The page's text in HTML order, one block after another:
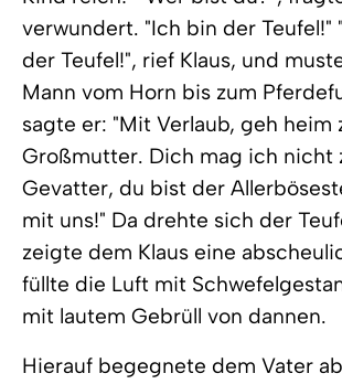
verwundert. "Ich bin der Teufel!"
der Teufel!", rief Klaus, und
Mann vom Horn bis zum
sagte er: "Mit Verlaub, geh heim
Großmutter. Dich mag ich nicht
Gevatter, du bist der
mit uns!" Da drehte sich der
zeigte dem Klaus eine
füllte die Luft mit
mit lautem Gebrüll von dannen.
Hierauf begegnete dem Vater